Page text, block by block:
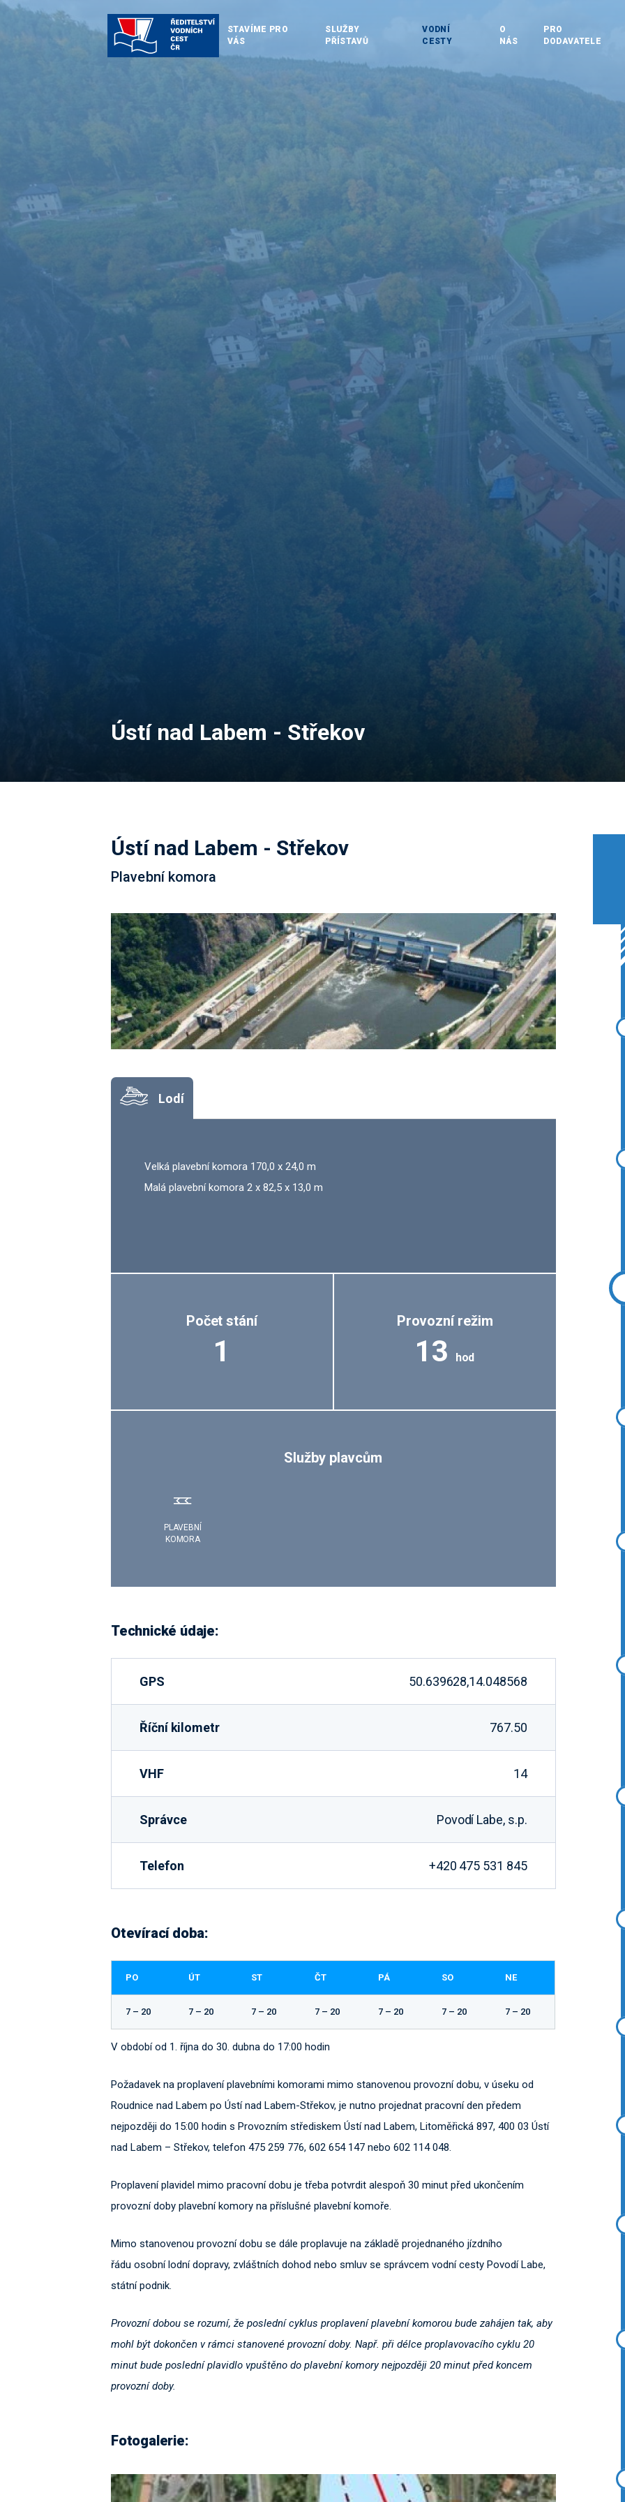
STAVÍME PRO
VÁS
SLUŽBY
PŘÍSTAVŮ
VODNÍ
CESTY
O
NÁS
PRO
DODAVATELE
Ústí nad Labem - Střekov
Ústí nad Labem - Střekov
Plavební komora
Lodí
Velká plavební komora 170,0 x 24,0 m
Malá plavební komora 2 x 82,5 x 13,0 m
Počet stání
1
Provozní režim
13 hod
Služby plavcům
PLAVEBNÍ
KOMORA
Technické údaje:
GPS 50.639628,14.048568
Říční kilometr 767.50
VHF 14
Správce Povodí Labe, s.p.
Telefon +420 475 531 845
Otevírací doba:
PO ÚT ST ČT PÁ SO NE
7 – 20 7 – 20 7 – 20 7 – 20 7 – 20 7 – 20 7 – 20
V období od 1. října do 30. dubna do 17:00 hodin
Požadavek na proplavení plavebními komorami mimo stanovenou provozní dobu, v úseku od
Roudnice nad Labem po Ústí nad Labem-Střekov, je nutno projednat pracovní den předem
nejpozději do 15:00 hodin s Provozním střediskem Ústí nad Labem, Litoměřická 897, 400 03 Ústí
nad Labem – Střekov, telefon 475 259 776, 602 654 147 nebo 602 114 048.
Proplavení plavidel mimo pracovní dobu je třeba potvrdit alespoň 30 minut před ukončením
provozní doby plavební komory na příslušné plavební komoře.
Mimo stanovenou provozní dobu se dále proplavuje na základě projednaného jízdního
řádu osobní lodní dopravy, zvláštních dohod nebo smluv se správcem vodní cesty Povodí Labe,
státní podnik.
Provozní dobou se rozumí, že poslední cyklus proplavení plavební komorou bude zahájen tak, aby
mohl být dokončen v rámci stanovené provozní doby. Např. při délce proplavovacího cyklu 20
minut bude poslední plavidlo vpuštěno do plavební komory nejpozději 20 minut před koncem
provozní doby.
Fotogalerie: